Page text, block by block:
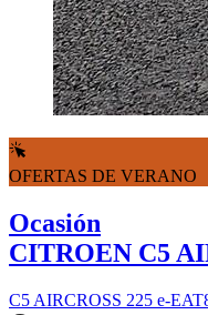
OFERTAS DE VERANO
Ocasión
CITROEN C5
C5 AIRCROSS 225 e-